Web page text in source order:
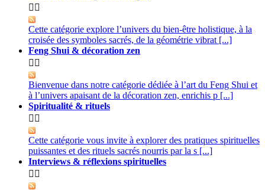
 
Cette catégorie explore l’univers du bien-être holistique, à la
croisée des symboles sacrés, de la géométrie vibrat [...]
Feng Shui & décoration zen
 
Bienvenue dans notre catégorie dédiée à l’art du Feng Shui et
à l’univers apaisant de la décoration zen, enrichis p [...]
Spiritualité & rituels
 
Cette catégorie vous invite à explorer des pratiques spirituelles
puissantes et des rituels sacrés nourris par la s [...]
Interviews & réflexions spirituelles
 